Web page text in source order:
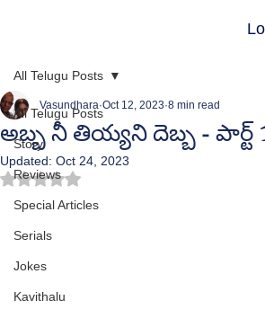
All Telugu Posts
Story
Reviews
Special Articles
Serials
Jokes
Kavithalu
All Telugu Posts
అబ్బ నీ తియ్యని దెబ్బ - పార్ట్
Vasundhara Oct 12, 2023 8 min read
Updated: Oct 24, 2023
Rated NaN out of 5 stars.